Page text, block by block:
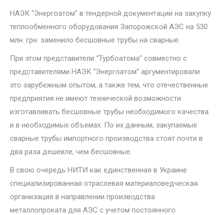
НАЭК “Энергоатом” в тендерной документации на закупку
теплообменного оборудования Запорожской АЭС на 530
млн. грн. заменило бесшовные трубы на сварные.
При этом представители “Турбоатома” совместно с
представителями НАЭК “Энергоатом” аргументировали
это зарубежным опытом, а также тем, что отечественные
предприятия не имеют технической возможности
изготавливать бесшовные трубы необходимого качества
и в необходимых объемах. По их данным, закупаемые
сварные трубы импортного производства стоят почти в
два раза дешевле, чем бесшовные.
В свою очередь НИТИ как единственная в Украине
специализированная отраслевая материаловедческая
организация в направлении производства
металлопроката для АЭС с учетом постоянного